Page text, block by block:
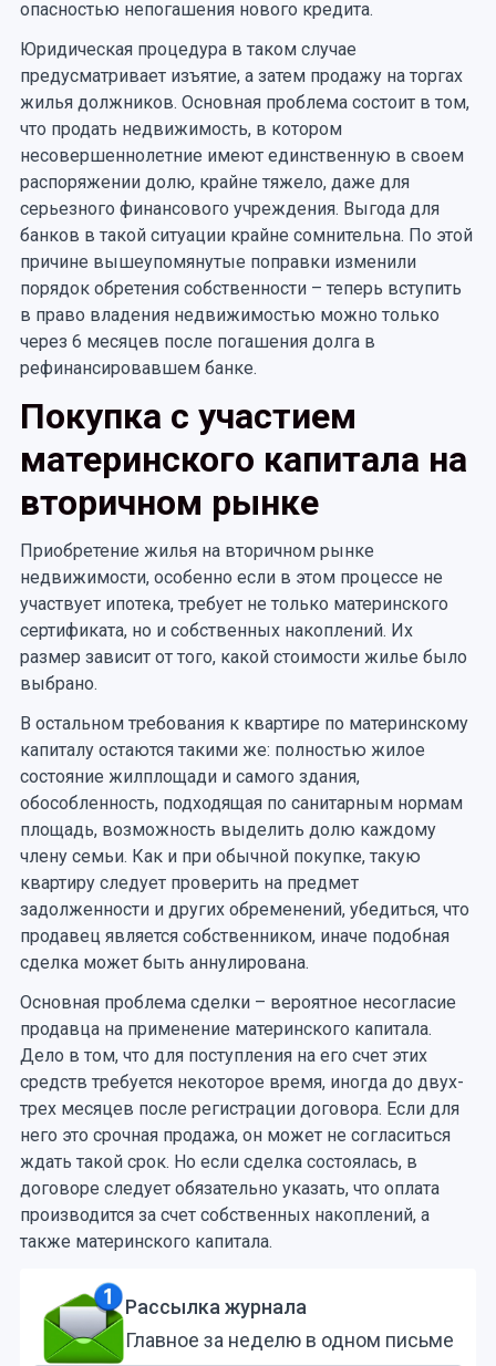
опасностью непогашения нового кредита.
Юридическая процедура в таком случае
предусматривает изъятие, а затем продажу на торгах
жилья должников. Основная проблема состоит в том,
что продать недвижимость, в котором
несовершеннолетние имеют единственную в своем
распоряжении долю, крайне тяжело, даже для
серьезного финансового учреждения. Выгода для
банков в такой ситуации крайне сомнительна. По этой
причине вышеупомянутые поправки изменили
порядок обретения собственности – теперь вступить
в право владения недвижимостью можно только
через 6 месяцев после погашения долга в
рефинансировавшем банке.
Покупка с участием
материнского капитала на
вторичном рынке
Приобретение жилья на вторичном рынке
недвижимости, особенно если в этом процессе не
участвует ипотека, требует не только материнского
сертификата, но и собственных накоплений. Их
размер зависит от того, какой стоимости жилье было
выбрано.
В остальном требования к квартире по материнскому
капиталу остаются такими же: полностью жилое
состояние жилплощади и самого здания,
обособленность, подходящая по санитарным нормам
площадь, возможность выделить долю каждому
члену семьи. Как и при обычной покупке, такую
квартиру следует проверить на предмет
задолженности и других обременений, убедиться, что
продавец является собственником, иначе подобная
сделка может быть аннулирована.
Основная проблема сделки – вероятное несогласие
продавца на применение материнского капитала.
Дело в том, что для поступления на его счет этих
средств требуется некоторое время, иногда до двух-
трех месяцев после регистрации договора. Если для
него это срочная продажа, он может не согласиться
ждать такой срок. Но если сделка состоялась, в
договоре следует обязательно указать, что оплата
производится за счет собственных накоплений, а
также материнского капитала.
Рассылка журнала
Главное за неделю в одном письме